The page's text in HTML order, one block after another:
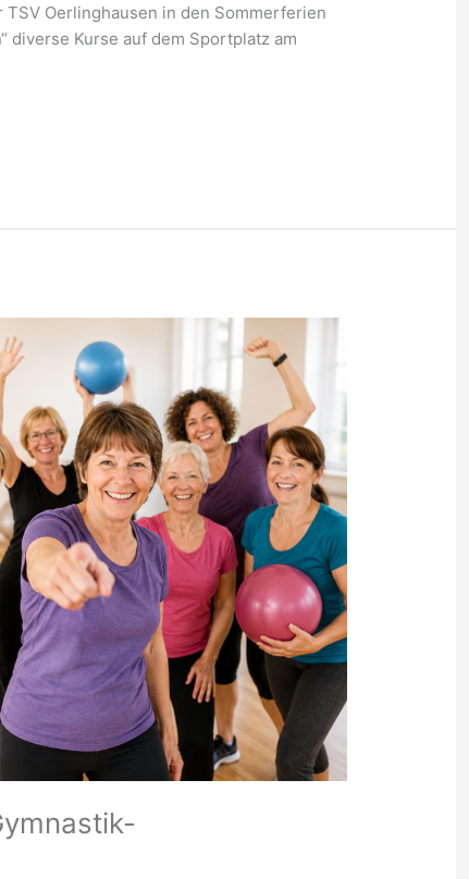
Oerlinghausen in den Sommerferien
diverse Kurse auf dem Sportplatz am